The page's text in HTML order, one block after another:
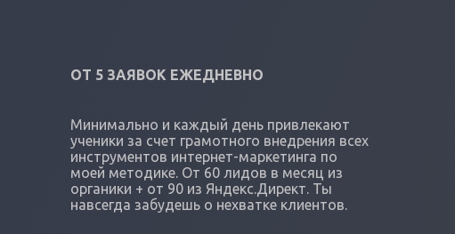
ОТ 5 ЗАЯВОК ЕЖЕДНЕВНО
Минимально и каждый день привлекают
ученики за счет грамотного внедрения всех
инструментов интернет-маркетинга по
моей методике. От 60 лидов в месяц из
органики + от 90 из Яндекс.Директ. Ты
навсегда забудешь о нехватке клиентов.